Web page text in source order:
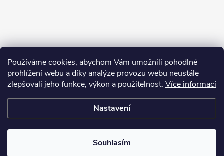
Používáme cookies, abychom Vám umožnili pohodlné
prohlížení webu a díky analýze provozu webu neustále
zlepšovali jeho funkce, výkon a použitelnost. Více informací
Nastavení
Souhlasím
Copyright 2026ZERP Rybářské potřeby. Všechna práva vyhrazena.